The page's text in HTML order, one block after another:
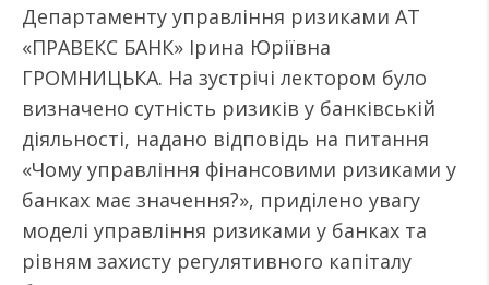
Департаменту управління ризиками АТ
«ПРАВЕКС БАНК» Ірина Юріївна
ГРОМНИЦЬКА. На зустрічі лектором було
визначено сутність ризиків у банківській
діяльності, надано відповідь на питання
«Чому управління фінансовими ризиками у
банках має значення?», приділено увагу
моделі управління ризиками у банках та
рівням захисту регулятивного капіталу